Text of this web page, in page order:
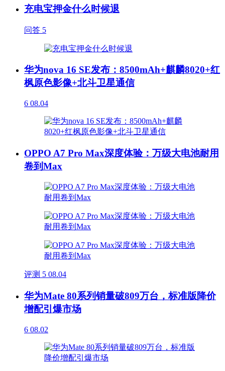
充电宝押金什么时候退
问答 5
华为nova 16 SE发布：8500mAh+麒麟8020+红
枫原色影像+北斗卫星通信
6 08.04
OPPO A7 Pro Max深度体验：万级大电池耐用
卷到Max
评测 5 08.04
华为Mate 80系列销量破809万台，标准版降价
增配引爆市场
6 08.02